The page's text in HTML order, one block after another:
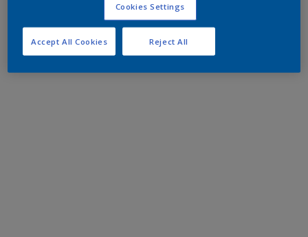
Cookies Settings
Reject All
Accept All Cookies